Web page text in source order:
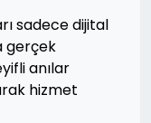
sadece dijital
gerçek
anılar
hizmet